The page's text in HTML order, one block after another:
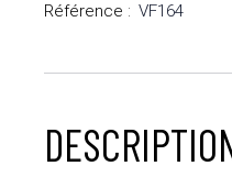
Référence : VF164